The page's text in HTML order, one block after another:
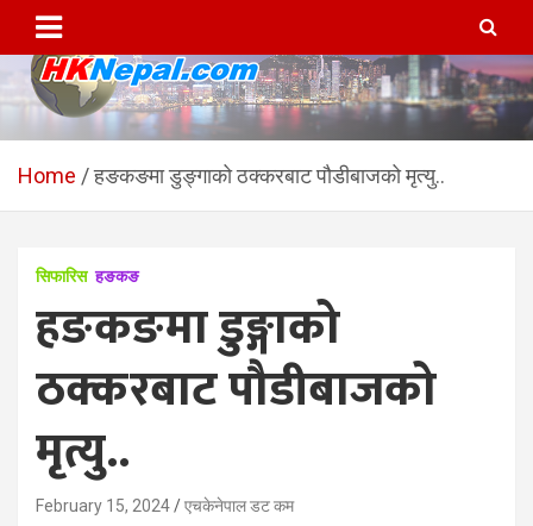
content
HKNepal.com – हङकङबाट
सञ्चालित पहिलो नेपाली अनलाईन
hknepal, hknepal.com, hk nepal, hk nepal com
Home हङकङमा डुङ्गाको ठक्करबाट पौडीबाजको मृत्यु..
सिफारिस हङकङ
हङकङमा डुङ्गाको
ठक्करबाट पौडीबाजको
मृत्यु..
February 15, 2024 एचकेनेपाल डट कम